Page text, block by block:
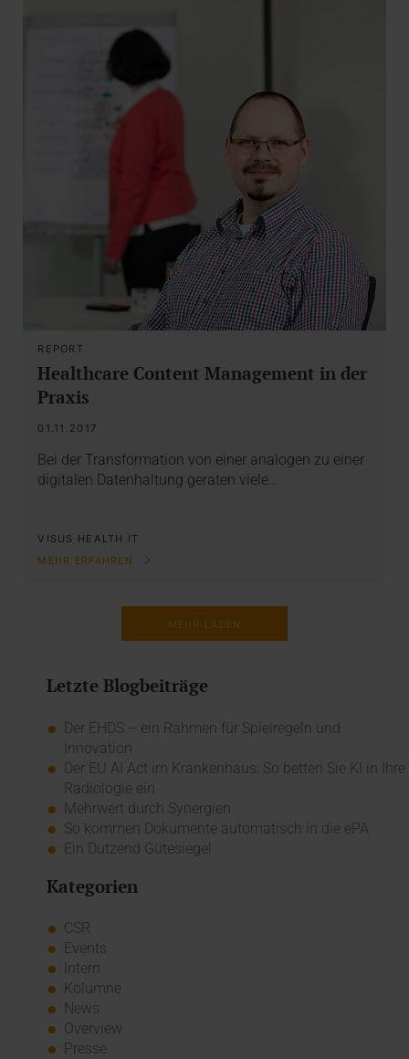
REPORT
Healthcare Content Management in der
Praxis
01.11.2017
Bei der Transformation von einer analogen zu einer
digitalen Datenhaltung geraten viele…
VISUS HEALTH IT
MEHR ERFAHREN
MEHR LADEN
Letzte Blogbeiträge
Der EHDS – ein Rahmen für Spielregeln und
Innovation
Der EU AI Act im Krankenhaus: So betten Sie KI in Ihre
Radiologie ein
Mehrwert durch Synergien
So kommen Dokumente automatisch in die ePA
Ein Dutzend Gütesiegel
Kategorien
CSR
Events
Intern
Kolumne
News
Overview
Presse